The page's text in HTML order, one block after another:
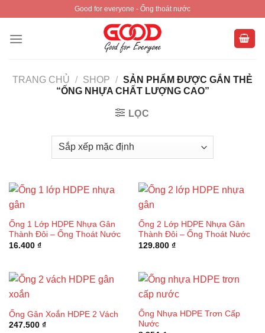
content
Good for everyone - Ống thoát nước
TRANG CHỦ / SHOP / SẢN PHẨM ĐƯỢC GẮN THẺ
“ỐNG NHỰA CHẤT LƯỢNG CAO”
LỌC
Ống 1 Lớp HDPE Nhựa Gân
Thành Đôi – Ống Thoát Nước
16.400 ₫
Ống 2 Lớp HDPE Nhựa Gân
Thành Đôi – Ống Thoát Nước
129.800 ₫
Ống Gân Xoắn HDPE 2 Vách
247.500 ₫
Ống Nhựa HDPE Trơn Cấp
Nước